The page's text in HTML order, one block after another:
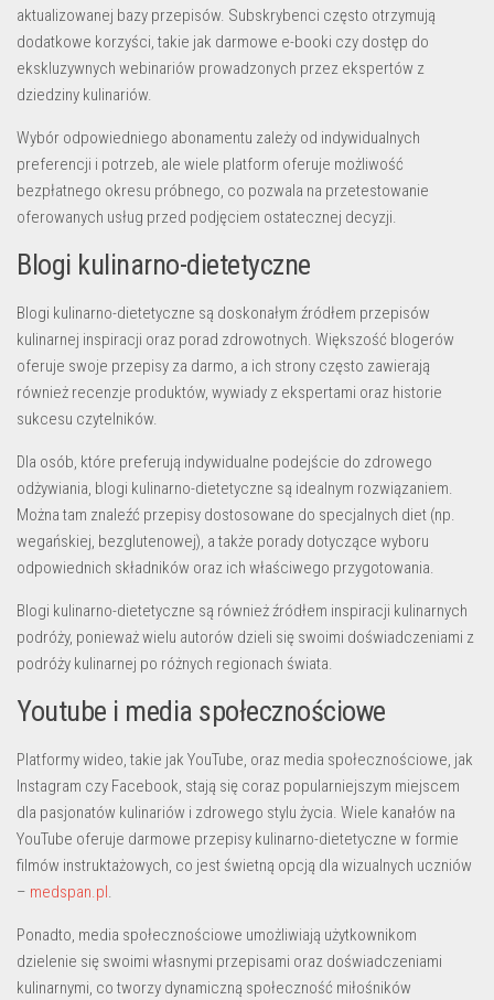
aktualizowanej bazy przepisów. Subskrybenci często otrzymują
dodatkowe korzyści, takie jak darmowe e-booki czy dostęp do
ekskluzywnych webinariów prowadzonych przez ekspertów z
dziedziny kulinariów.
Wybór odpowiedniego abonamentu zależy od indywidualnych
preferencji i potrzeb, ale wiele platform oferuje możliwość
bezpłatnego okresu próbnego, co pozwala na przetestowanie
oferowanych usług przed podjęciem ostatecznej decyzji.
Blogi kulinarno-dietetyczne
Blogi kulinarno-dietetyczne są doskonałym źródłem przepisów
kulinarnej inspiracji oraz porad zdrowotnych. Większość blogerów
oferuje swoje przepisy za darmo, a ich strony często zawierają
również recenzje produktów, wywiady z ekspertami oraz historie
sukcesu czytelników.
Dla osób, które preferują indywidualne podejście do zdrowego
odżywiania, blogi kulinarno-dietetyczne są idealnym rozwiązaniem.
Można tam znaleźć przepisy dostosowane do specjalnych diet (np.
wegańskiej, bezglutenowej), a także porady dotyczące wyboru
odpowiednich składników oraz ich właściwego przygotowania.
Blogi kulinarno-dietetyczne są również źródłem inspiracji kulinarnych
podróży, ponieważ wielu autorów dzieli się swoimi doświadczeniami z
podróży kulinarnej po różnych regionach świata.
Youtube i media społecznościowe
Platformy wideo, takie jak YouTube, oraz media społecznościowe, jak
Instagram czy Facebook, stają się coraz popularniejszym miejscem
dla pasjonatów kulinariów i zdrowego stylu życia. Wiele kanałów na
YouTube oferuje darmowe przepisy kulinarno-dietetyczne w formie
filmów instruktażowych, co jest świetną opcją dla wizualnych uczniów
– medspan.pl.
Ponadto, media społecznościowe umożliwiają użytkownikom
dzielenie się swoimi własnymi przepisami oraz doświadczeniami
kulinarnymi, co tworzy dynamiczną społeczność miłośników